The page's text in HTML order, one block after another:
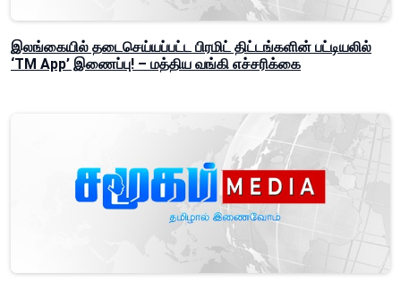
இலங்கையில் தடைசெய்யப்பட்ட பிரமிட் திட்டங்களின் பட்டியலில்
‘TM App’ இணைப்பு! – மத்திய வங்கி எச்சரிக்கை